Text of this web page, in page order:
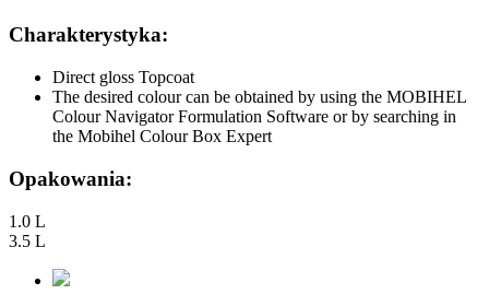
Charakterystyka:
Direct gloss Topcoat
The desired colour can be obtained by using the MOBIHEL
Colour Navigator Formulation Software or by searching in
the Mobihel Colour Box Expert
Opakowania:
1.0 L
3.5 L